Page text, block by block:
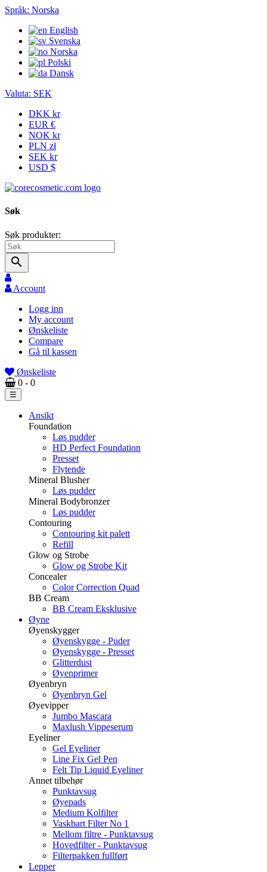
Språk: Norska
English
Svenska
Norska
Polski
Dansk
Valuta: SEK
DKK kr
EUR €
NOK kr
PLN zł
SEK kr
USD $
Søk
Søk produkter:
search
Account
Logg inn
My account
Ønskeliste
Compare
Gå til kassen
Ønskeliste
0 - 0
Toggle
navigation
☰
Ansikt
Foundation
Løs pudder
HD Perfect Foundation
Presset
Flytende
Mineral Blusher
Løs pudder
Mineral Bodybronzer
Løs pudder
Contouring
Contouring kit palett
Refill
Glow og Strobe
Glow og Strobe Kit
Concealer
Color Correction Quad
BB Cream
BB Cream Eksklusive
Øyne
Øyenskygger
Øyenskygge - Puder
Øyenskygge - Presset
Glitterdust
Øyenprimer
Øyenbryn
Øyenbryn Gel
Øyevipper
Jumbo Mascara
Maxlush Vippeserum
Eyeliner
Gel Eyeliner
Line Fix Gel Pen
Felt Tip Liquid Eyeliner
Annet tilbehør
Punktavsug
Øyepads
Medium Kolfilter
Vaskbart Filter No 1
Mellom filtre - Punktavsug
Hovedfilter - Punktavsug
Filterpakken fullført
Lepper